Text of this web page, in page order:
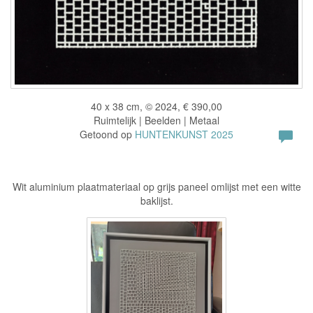
40 x 38 cm, © 2024, € 390,00
Ruimtelijk | Beelden | Metaal
Getoond op HUNTENKUNST 2025
Wit aluminium plaatmateriaal op grijs paneel omlijst met een witte
baklijst.